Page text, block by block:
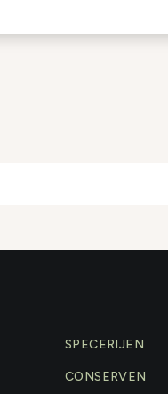
SPECERIJEN
CONSERVEN